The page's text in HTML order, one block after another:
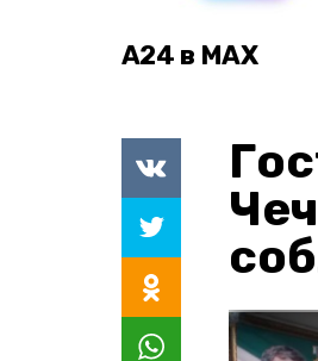
А24 в MAX